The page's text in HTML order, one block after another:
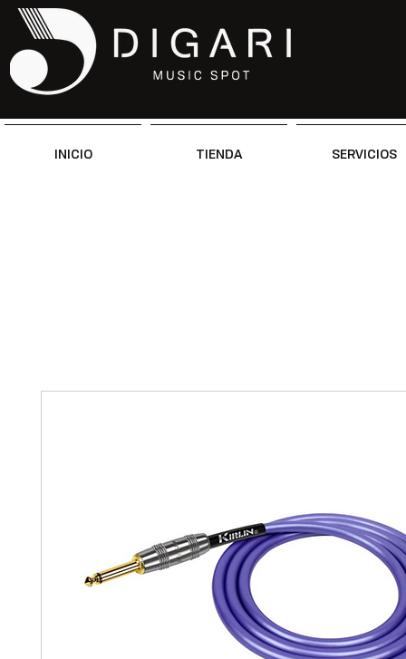
INICIO TIENDA SERVICIOS